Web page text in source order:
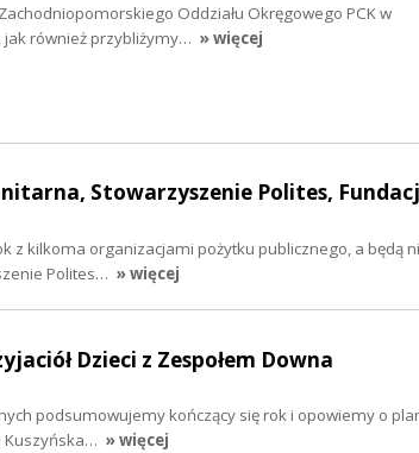
Oddziału Okręgowego PCK w
również przybliżymy… » więcej
Stowarzyszenie Polites,
z kilkoma organizacjami pożytku publicznego, a będą
Polites… » więcej
Dzieci z Zespołem Downa
podsumowujemy kończący się rok i opowiemy o
Kuszyńska… » więcej